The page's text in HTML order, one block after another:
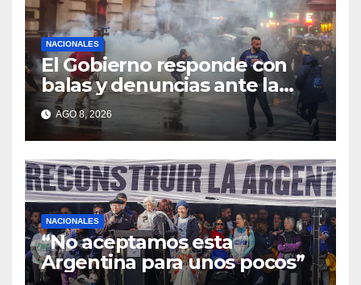
NACIONALES
El Gobierno responde con
balas y denuncias ante la
protesta
AGO 8, 2026
NACIONALES
“No aceptamos esta
Argentina para unos pocos”